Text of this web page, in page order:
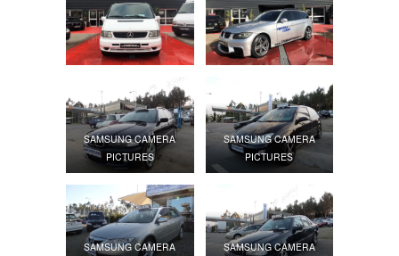
SAMSUNG CAMERA
PICTURES
SAMSUNG CAMERA
PICTURES
SAMSUNG CAMERA
SAMSUNG CAMERA